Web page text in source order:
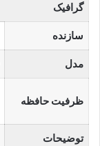
گرافیک
سازنده
مدل
ظرفیت حافظه
توضیحات